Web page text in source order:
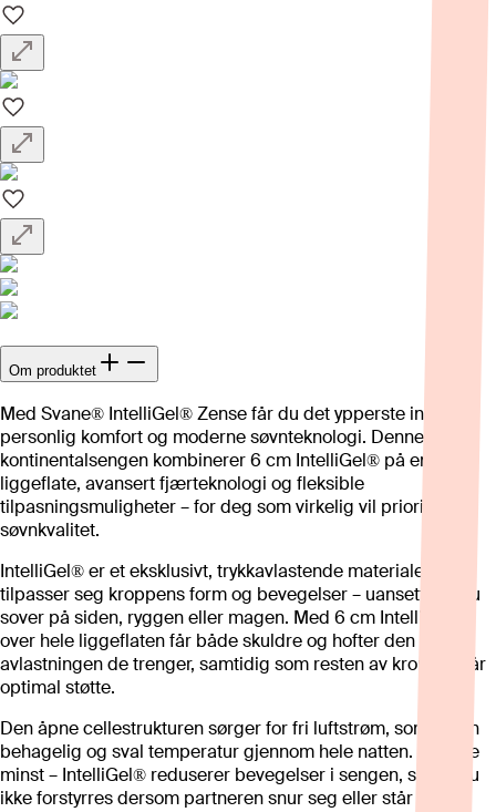
Om produktet
Med Svane® IntelliGel® Zense får du det ypperste innen
personlig komfort og moderne søvnteknologi. Denne
kontinentalsengen kombinerer 6 cm IntelliGel® på en hel
liggeflate, avansert fjærteknologi og fleksible
tilpasningsmuligheter – for deg som virkelig vil prioritere
søvnkvalitet.
IntelliGel® er et eksklusivt, trykkavlastende materiale som
tilpasser seg kroppens form og bevegelser – uansett om du
sover på siden, ryggen eller magen. Med 6 cm IntelliGel®
over hele liggeflaten får både skuldre og hofter den
avlastningen de trenger, samtidig som resten av kroppen får
optimal støtte.
Den åpne cellestrukturen sørger for fri luftstrøm, som gir en
behagelig og sval temperatur gjennom hele natten. Og ikke
minst – IntelliGel® reduserer bevegelser i sengen, slik at du
ikke forstyrres dersom partneren snur seg eller står opp.